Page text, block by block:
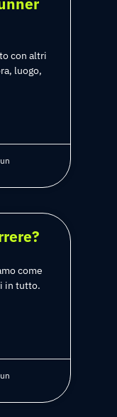
con altri
luogo,
come
in tutto.